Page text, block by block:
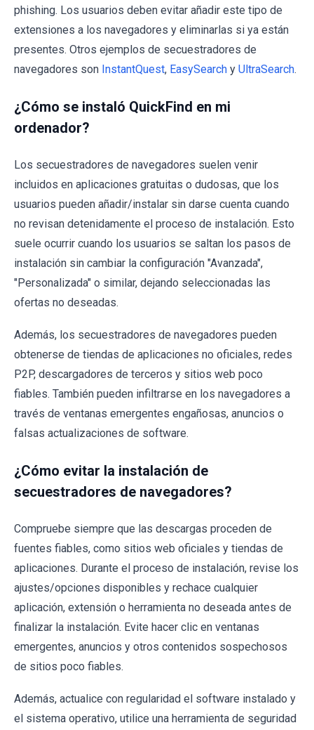
phishing. Los usuarios deben evitar añadir este tipo de
extensiones a los navegadores y eliminarlas si ya están
presentes. Otros ejemplos de secuestradores de
navegadores son InstantQuest, EasySearch y UltraSearch.
¿Cómo se instaló QuickFind en mi
ordenador?
Los secuestradores de navegadores suelen venir
incluidos en aplicaciones gratuitas o dudosas, que los
usuarios pueden añadir/instalar sin darse cuenta cuando
no revisan detenidamente el proceso de instalación. Esto
suele ocurrir cuando los usuarios se saltan los pasos de
instalación sin cambiar la configuración "Avanzada",
"Personalizada" o similar, dejando seleccionadas las
ofertas no deseadas.
Además, los secuestradores de navegadores pueden
obtenerse de tiendas de aplicaciones no oficiales, redes
P2P, descargadores de terceros y sitios web poco
fiables. También pueden infiltrarse en los navegadores a
través de ventanas emergentes engañosas, anuncios o
falsas actualizaciones de software.
¿Cómo evitar la instalación de
secuestradores de navegadores?
Compruebe siempre que las descargas proceden de
fuentes fiables, como sitios web oficiales y tiendas de
aplicaciones. Durante el proceso de instalación, revise los
ajustes/opciones disponibles y rechace cualquier
aplicación, extensión o herramienta no deseada antes de
finalizar la instalación. Evite hacer clic en ventanas
emergentes, anuncios y otros contenidos sospechosos
de sitios poco fiables.
Además, actualice con regularidad el software instalado y
el sistema operativo, utilice una herramienta de seguridad